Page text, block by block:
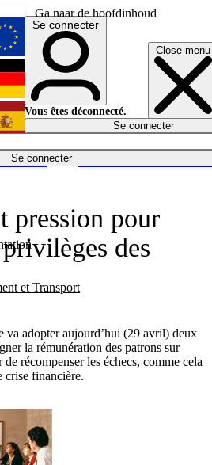
Ga naar de hoofdinhoud
Close menu
Se connecter
et Transport
Économie
English
Deutsch
Español
Se connecter
Vous êtes déconnecté.
Se connecter
pression pour
des
va adopter aujourd’hui (29 avril) deux
la rémunération des patrons sur
récompenser les échecs, comme cela
crise financière.